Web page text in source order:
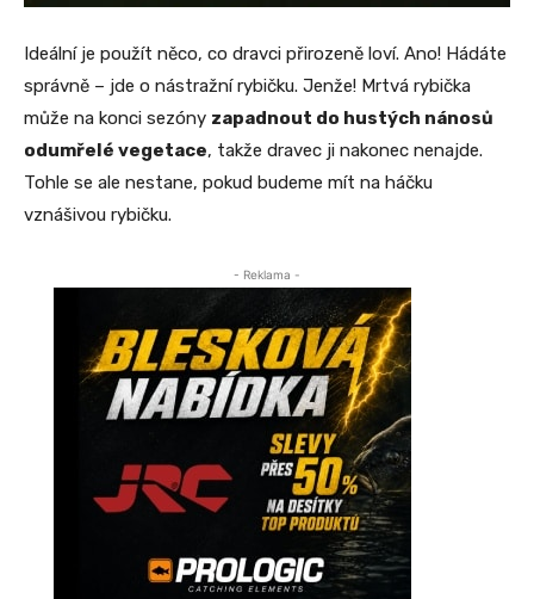
Ideální je použít něco, co dravci přirozeně loví. Ano! Hádáte
správně – jde o nástražní rybičku. Jenže! Mrtvá rybička
může na konci sezóny zapadnout do hustých nánosů
odumřelé vegetace, takže dravec ji nakonec nenajde.
Tohle se ale nestane, pokud budeme mít na háčku
vznášivou rybičku.
- Reklama -